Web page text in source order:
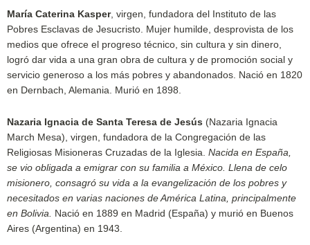
María Caterina Kasper, virgen, fundadora del Instituto de las
Pobres Esclavas de Jesucristo. Mujer humilde, desprovista de los
medios que ofrece el progreso técnico, sin cultura y sin dinero,
logró dar vida a una gran obra de cultura y de promoción social y
servicio generoso a los más pobres y abandonados. Nació en 1820
en Dernbach, Alemania. Murió en 1898.
Nazaria Ignacia de Santa Teresa de Jesús (Nazaria Ignacia
March Mesa), virgen, fundadora de la Congregación de las
Religiosas Misioneras Cruzadas de la Iglesia. Nacida en España,
se vio obligada a emigrar con su familia a México. Llena de celo
misionero, consagró su vida a la evangelización de los pobres y
necesitados en varias naciones de América Latina, principalmente
en Bolivia.
Nació en 1889 en Madrid (España) y murió en Buenos
Aires (Argentina) en 1943.